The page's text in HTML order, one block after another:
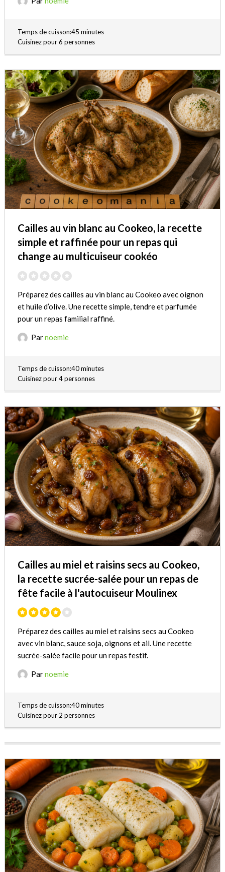
Temps de cuisson:45 minutes
Cuisinez pour 6 personnes
Cailles au vin blanc au Cookeo, la recette
simple et raffinée pour un repas qui
change au multicuiseur cookéo
Préparez des cailles au vin blanc au Cookeo avec oignon
et huile d’olive. Une recette simple, tendre et parfumée
pour un repas familial raffiné.
Parnoemie
Temps de cuisson:40 minutes
Cuisinez pour 4 personnes
Cailles au miel et raisins secs au Cookeo,
la recette sucrée-salée pour un repas de
fête facile à l'autocuiseur Moulinex
Préparez des cailles au miel et raisins secs au Cookeo
avec vin blanc, sauce soja, oignons et ail. Une recette
sucrée-salée facile pour un repas festif.
Parnoemie
Temps de cuisson:40 minutes
Cuisinez pour 2 personnes